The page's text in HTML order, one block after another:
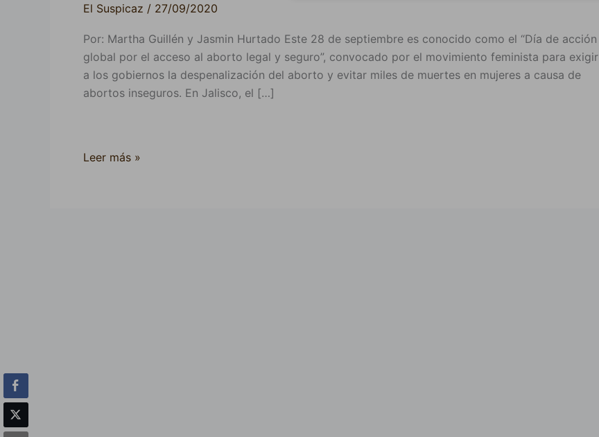
El Suspicaz / 27/09/2020
Por: Martha Guillén y Jasmin Hurtado Este 28 de septiembre es conocido como el “Día de acción
global por el acceso al aborto legal y seguro”, convocado por el movimiento feminista para exigir
a los gobiernos la despenalización del aborto y evitar miles de muertes en mujeres a causa de
abortos inseguros. En Jalisco, el […]
Leer más »